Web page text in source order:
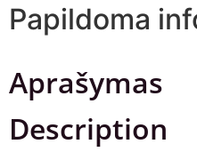
Papildoma
Aprašymas
Description